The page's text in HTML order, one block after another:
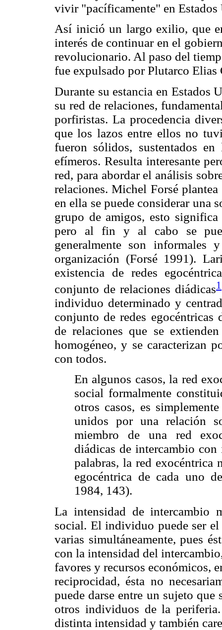
vivir "pacíficamente" en Estados
Así inició un largo exilio, que
interés de continuar en el
revolucionario. Al paso del
fue expulsado por Plutarco Elias
Durante su estancia en Estados
su red de relaciones,
porfiristas. La procedencia
que los lazos entre ellos no
fueron sólidos, sustentados
efímeros. Resulta interesante
red, para abordar el análisis
relaciones. Michel Forsé
en ella se puede considerar una
grupo de amigos, esto
pero al fin y al cabo se
generalmente son informales
organización (Forsé 1991).
existencia de redes
conjunto de relaciones diádicas1
individuo determinado y
conjunto de redes
de relaciones que se
homogéneo, y se caracterizan
con todos.
En algunos casos, la red
social formalmente
otros casos, es
unidos por una relación
miembro de una red
diádicas de intercambio
palabras, la red exocéntrica
egocéntrica de cada uno
1984, 143).
La intensidad de intercambio
social. El individuo puede ser el
varias simultáneamente, pues
con la intensidad del
favores y recursos económicos,
reciprocidad, ésta no
puede darse entre un sujeto
otros individuos de la
distinta intensidad y también